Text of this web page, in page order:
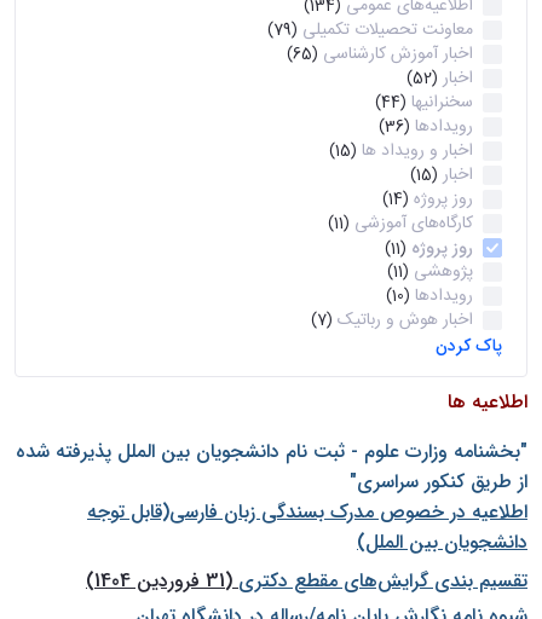
اطلاعیه‌های عمومی (134)
معاونت تحصیلات تکمیلی (79)
اخبار آموزش کارشناسی (65)
اخبار (52)
سخنرانیها (44)
رویدادها (36)
اخبار و رویداد ها (15)
اخبار (15)
روز پروژه (14)
کارگاه‌های آموزشی (11)
روز پروژه (11)
پژوهشی (11)
رویدادها (10)
اخبار هوش و رباتیک (7)
پاک کردن
اطلاعیه ها
"بخشنامه وزارت علوم - ثبت نام دانشجويان بين الملل پذيرفته شده
از طريق كنكور سراسری"
اطلاعیه در خصوص مدرک بسندگی زبان فارسی(قابل توجه
دانشجویان بین الملل)
تقسیم بندی گرایش‌های مقطع دکتری(31 فروردین 1404)